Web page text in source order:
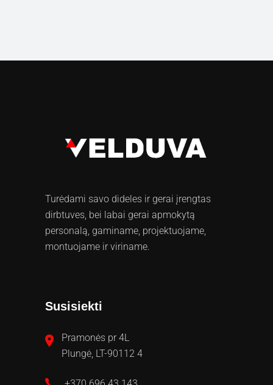
Turėdami savo dideles ir gerai įrengtas
dirbtuves, bei labai gerai apmokytą
personalą, gaminame, projektuojame,
montuojame ir viriname.
Susisiekti
Pramonės pr 4L
Plungė, LT-90112 4